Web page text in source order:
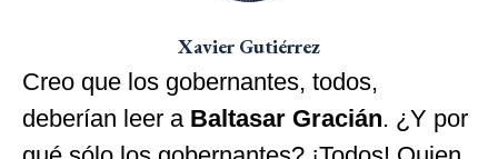
Xavier Gutiérrez
Creo que los gobernantes, todos,
deberían leer a Baltasar Gracián. ¿Y por